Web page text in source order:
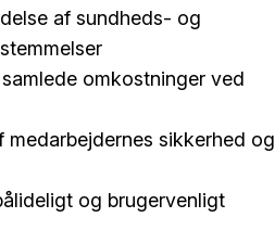
af sundheds- og
omkostninger ved
medarbejdernes sikkerhed og
og brugervenligt